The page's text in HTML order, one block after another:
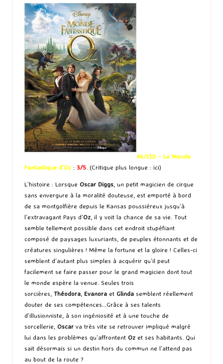
46/130 – Le Monde
Fantastique d’Oz : 3/5. (Critique plus longue : ici)
L’histoire : Lorsque Oscar Diggs, un petit magicien de cirque
sans envergure à la moralité douteuse, est emporté à bord
de sa montgolfière depuis le Kansas poussiéreux jusqu’à
l’extravagant Pays d’Oz, il y voit la chance de sa vie. Tout
semble tellement possible dans cet endroit stupéfiant
composé de paysages luxuriants, de peuples étonnants et de
créatures singulières ! Même la fortune et la gloire ! Celles-ci
semblent d’autant plus simples à acquérir qu’il peut
facilement se faire passer pour le grand magicien dont tout
le monde espère la venue. Seules trois
sorcières, Théodora, Evanora et Glinda semblent réellement
douter de ses compétences…Grâce à ses talents
d’illusionniste, à son ingéniosité et à une touche de
sorcellerie, Oscar va très vite se retrouver impliqué malgré
lui dans les problèmes qu’affrontent Oz et ses habitants. Qui
sait désormais si un destin hors du commun ne l’attend pas
au bout de la route ?